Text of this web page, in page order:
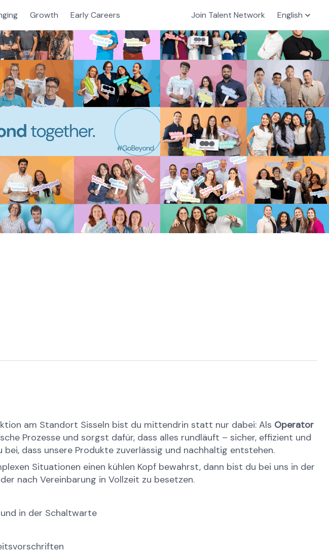
Growth Early Careers Join Talent Network English
am Standort Sisseln bist du mittendrin statt nur dabei: Als Operator
Prozesse und sorgst dafür, dass alles rundläuft – sicher, effizient und
dass unsere Produkte zuverlässig und nachhaltig entstehen.
Situationen einen kühlen Kopf bewahrst, dann bist du bei uns in der
nach Vereinbarung in Vollzeit zu besetzen.
in der Schaltwarte